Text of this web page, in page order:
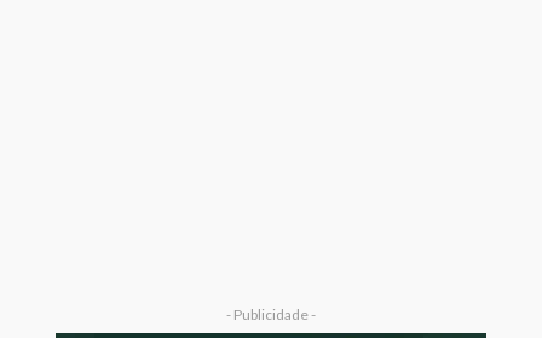
- Publicidade -